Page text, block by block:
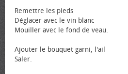
Remettre les pieds
Déglacer avec le vin blanc
Mouiller avec le fond de veau.
Ajouter le bouquet garni, l'ail
Saler.